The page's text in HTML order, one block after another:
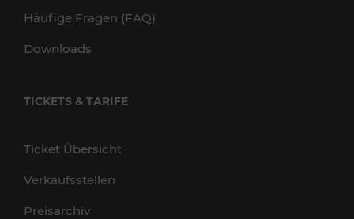
Häufige Fragen (FAQ)
Downloads
TICKETS & TARIFE
Ticket Übersicht
Verkaufsstellen
Preisarchiv